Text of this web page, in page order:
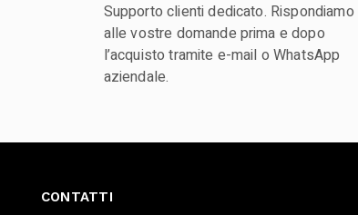
Supporto clienti dedicato. Rispondiamo
alle vostre domande prima e dopo
l’acquisto tramite e-mail o WhatsApp
aziendale.
CONTATTI